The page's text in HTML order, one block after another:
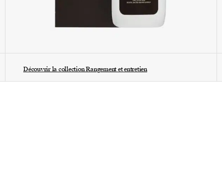
Découvrir la collection Rangement et entretien